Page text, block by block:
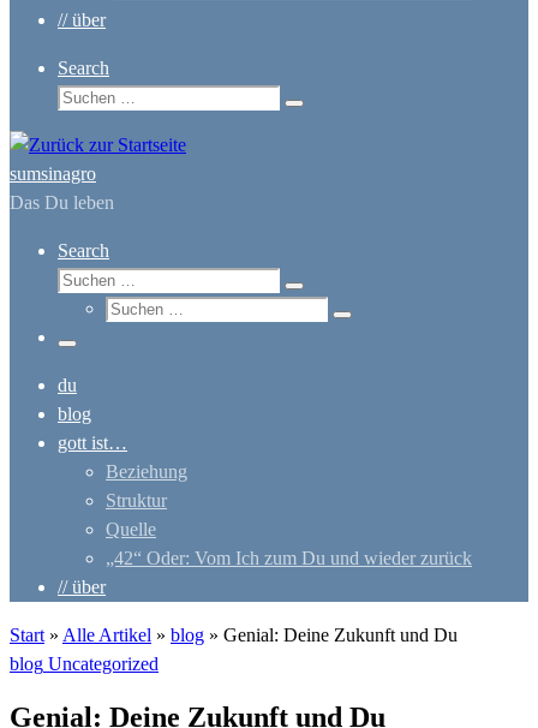
// über
Search
Suche
Suchen …
sumsinagro
Das Du leben
Search
Suche
Suchen …
Suche
Suchen …
Menü
du
blog
gott ist…
Beziehung
Struktur
Quelle
„42“ Oder: Vom Ich zum Du und wieder zurück
// über
Start » Alle Artikel » blog » Genial: Deine Zukunft und Du
blog Uncategorized
Genial: Deine Zukunft und Du